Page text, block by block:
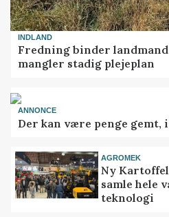
INDLAND
Fredning binder
mangler stadig plejeplan
ANNONCE
Der kan være penge gemt,
AGROMEK
Ny
samle hele
teknologi